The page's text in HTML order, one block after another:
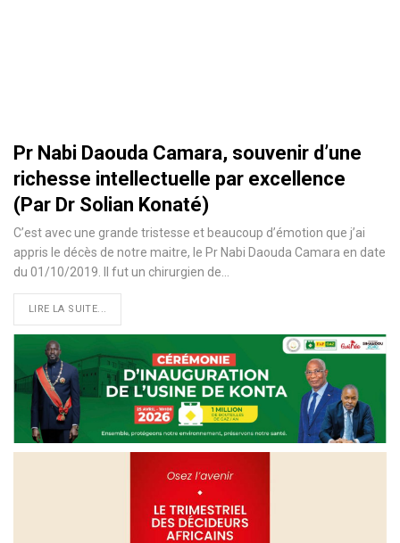
Pr Nabi Daouda Camara, souvenir d’une
richesse intellectuelle par excellence
(Par Dr Solian Konaté)
C’est avec une grande tristesse et beaucoup d’émotion que j’ai
appris le décès de notre maitre, le Pr Nabi Daouda Camara en date
du 01/10/2019. Il fut un chirurgien de…
LIRE LA SUITE...